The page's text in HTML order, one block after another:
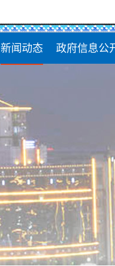
新闻动态 政府信息公